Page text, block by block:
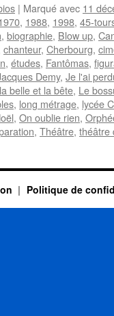
| Marqué avec 11
, 1988, 1998, 45-
, biographie, Blow up,
chanteur, Cherbourg,
, études, Fantômas,
Demy, Je l'ai
la belle et la bête, Le
, long métrage, lycée
, On oublie rien,
, Théâtre, théâtre
Politique de